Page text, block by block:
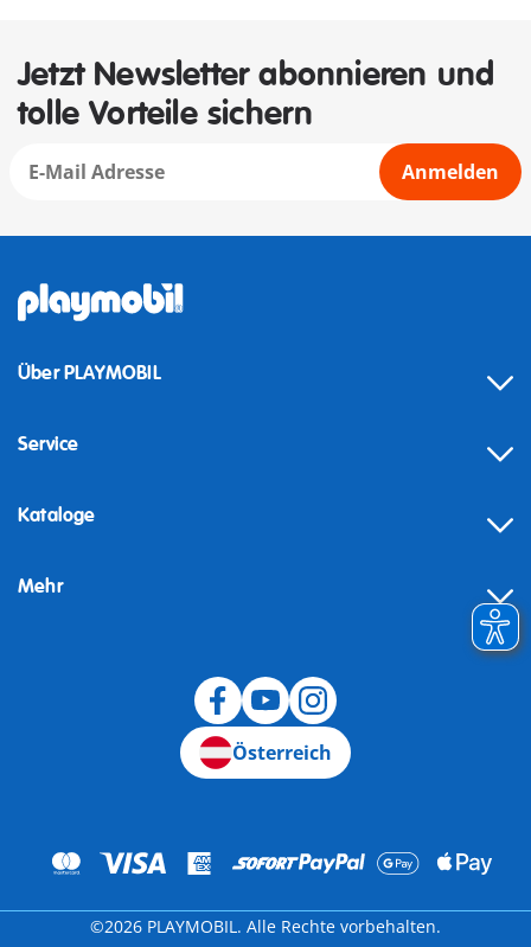
Jetzt Newsletter abonnieren und
tolle Vorteile sichern
Anmelden
Über PLAYMOBIL
Service
Kataloge
Mehr
Österreich
©2026 PLAYMOBIL. Alle Rechte vorbehalten.